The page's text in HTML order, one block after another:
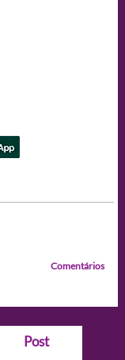
Comentários
Post